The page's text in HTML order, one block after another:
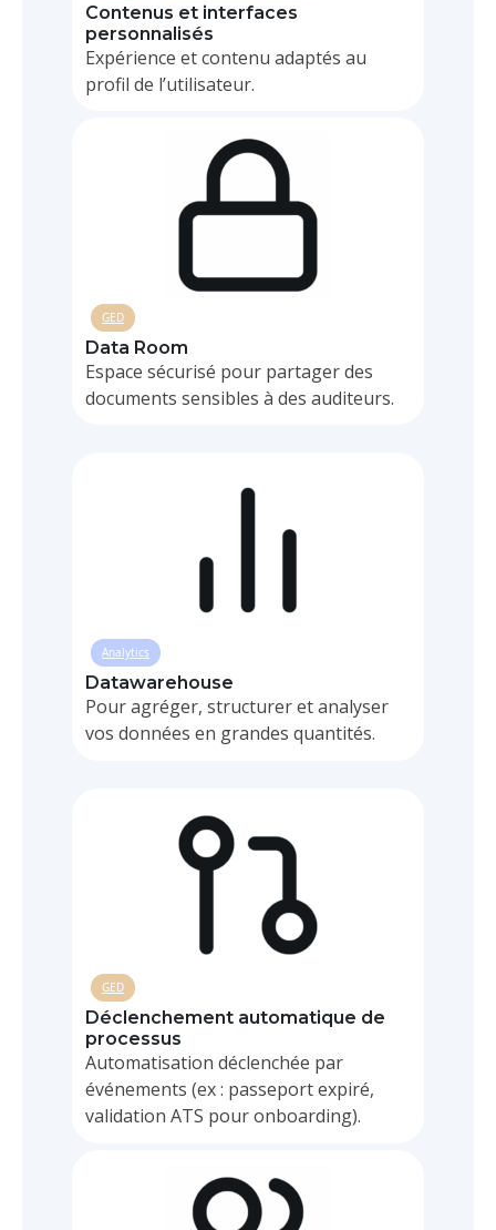
Contenus et interfaces
personnalisés
Expérience et contenu adaptés au
profil de l’utilisateur.
GED
Data Room
Espace sécurisé pour partager des
documents sensibles à des auditeurs.
Analytics
Datawarehouse
Pour agréger, structurer et analyser
vos données en grandes quantités.
GED
Déclenchement automatique de
processus
Automatisation déclenchée par
événements (ex : passeport expiré,
validation ATS pour onboarding).